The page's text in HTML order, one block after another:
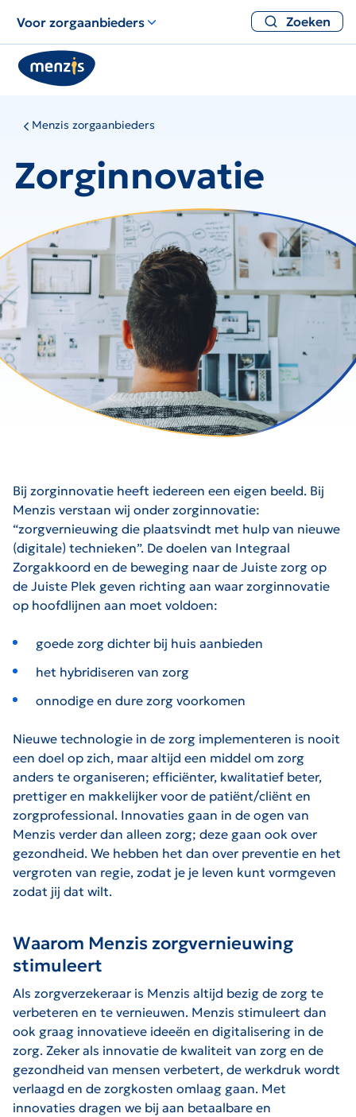
Voor zorgaanbieders Zoeken
Menzis zorgaanbieders
Zorginnovatie
Bij zorginnovatie heeft iedereen een eigen beeld. Bij
Menzis verstaan wij onder zorginnovatie:
“zorgvernieuwing die plaatsvindt met hulp van nieuwe
(digitale) technieken”. De doelen van Integraal
Zorgakkoord en de beweging naar de Juiste zorg op
de Juiste Plek geven richting aan waar zorginnovatie
op hoofdlijnen aan moet voldoen:
goede zorg dichter bij huis aanbieden
het hybridiseren van zorg
onnodige en dure zorg voorkomen
Nieuwe technologie in de zorg implementeren is nooit
een doel op zich, maar altijd een middel om zorg
anders te organiseren; efficiënter, kwalitatief beter,
prettiger en makkelijker voor de patiënt/cliënt en
zorgprofessional. Innovaties gaan in de ogen van
Menzis verder dan alleen zorg; deze gaan ook over
gezondheid. We hebben het dan over preventie en het
vergroten van regie, zodat je je leven kunt vormgeven
zodat jij dat wilt.
Waarom Menzis zorgvernieuwing
stimuleert
Als zorgverzekeraar is Menzis altijd bezig de zorg te
verbeteren en te vernieuwen. Menzis stimuleert dan
ook graag innovatieve ideeën en digitalisering in de
zorg. Zeker als innovatie de kwaliteit van zorg en de
gezondheid van mensen verbetert, de werkdruk wordt
verlaagd en de zorgkosten omlaag gaan. Met
innovaties dragen we bij aan betaalbare en